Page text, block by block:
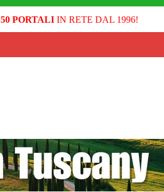
PORTALIIN RETE DAL 1996!